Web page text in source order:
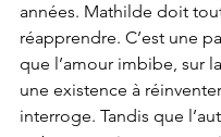
années. Mathilde doit
réapprendre. C’est une
que l’amour imbibe, sur
une existence à
interroge. Tandis que